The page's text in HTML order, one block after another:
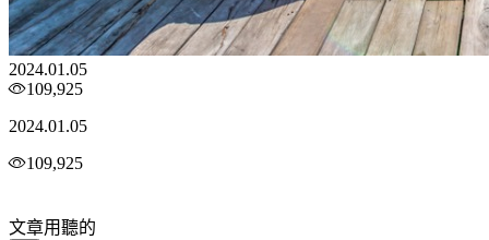
2024.01.05
109,925
2024.01.05
109,925
文章用聽的